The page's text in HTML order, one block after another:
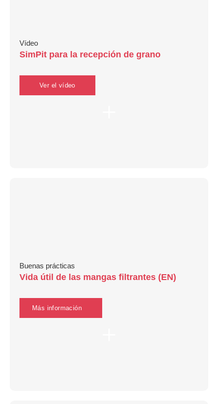
Vídeo
SimPit para la recepción de grano
Ver el vídeo
Buenas prácticas
Vida útil de las mangas filtrantes (EN)
Más información